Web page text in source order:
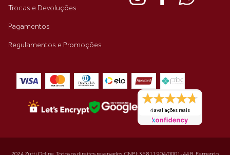
Trocas e Devoluções
Pagamentos
Regulamentos e Promoções
4 avaliações reais